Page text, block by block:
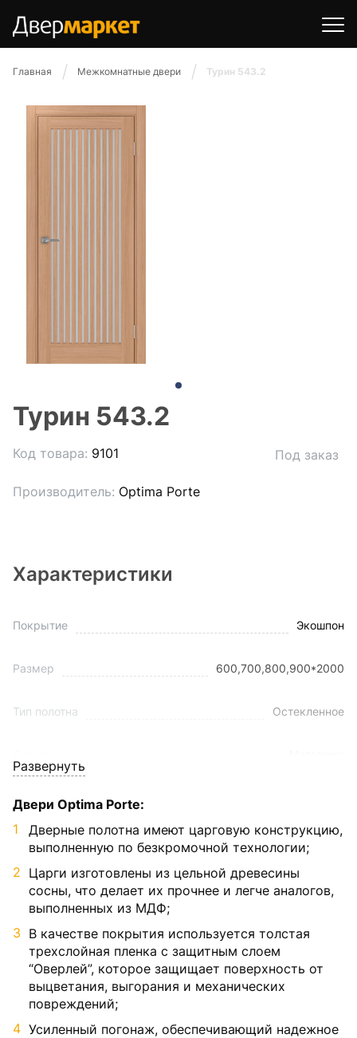
Главная Межкомнатные двери Турин 543.2
Турин 543.2
Код товара: 9101
Производитель: Optima Porte
Под заказ
Характеристики
Покрытие Экошпон
Размер 600,700,800,900*2000
Тип полотна Остекленное
Развернуть
Двери Optima Porte:
Дверные полотна имеют царговую конструкцию,
выполненную по безкромочной технологии;
Царги изготовлены из цельной древесины
сосны, что делает их прочнее и легче аналогов,
выполненных из МДФ;
В качестве покрытия используется толстая
трехслойная пленка с защитным слоем
“Оверлей”, которое защищает поверхность от
выцветания, выгорания и механических
повреждений;
Усиленный погонаж, обеспечивающий надежное